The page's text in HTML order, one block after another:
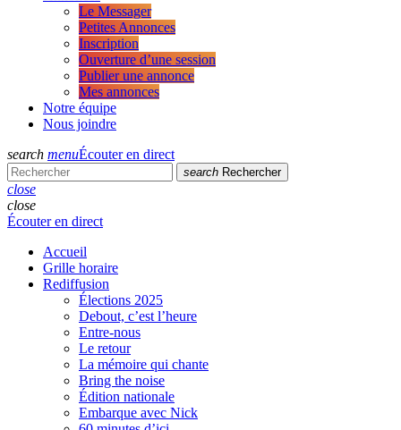
Le Messager
Petites Annonces
Inscription
Ouverture d’une session
Publier une annonce
Mes annonces
Notre équipe
Nous joindre
search menuÉcouter en direct
search Rechercher
close
close
Écouter en direct
Accueil
Grille horaire
Rediffusion
Élections 2025
Debout, c’est l’heure
Entre-nous
Le retour
La mémoire qui chante
Bring the noise
Édition nationale
Embarque avec Nick